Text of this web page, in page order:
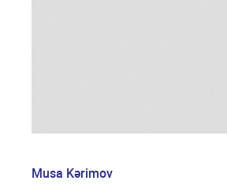
Musa Kərimov